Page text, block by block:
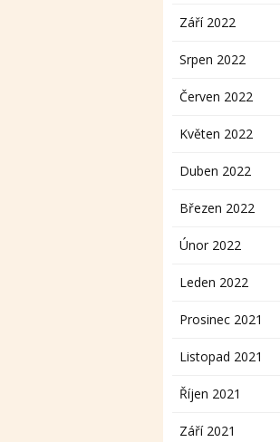
Září 2022
Srpen 2022
Červen 2022
Květen 2022
Duben 2022
Březen 2022
Únor 2022
Leden 2022
Prosinec 2021
Listopad 2021
Říjen 2021
Září 2021